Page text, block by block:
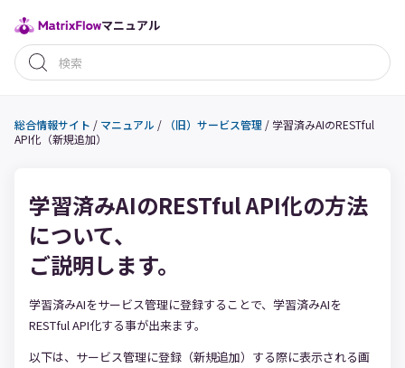
マニュアル
総合情報サイト / マニュアル / （旧）サービス管理 / 学習済みAIのRESTful
API化（新規追加）
学習済みAIのRESTful API化の方法
について、
ご説明します。
学習済みAIをサービス管理に登録することで、学習済みAIを
RESTful API化する事が出来ます。
以下は、サービス管理に登録（新規追加）する際に表示される画